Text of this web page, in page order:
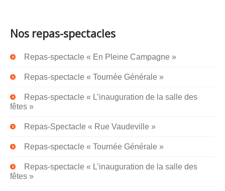
Nos repas-spectacles
Repas-spectacle « En Pleine Campagne »
Repas-spectacle « Tournée Générale »
Repas-spectacle « L’inauguration de la salle des
fêtes »
Repas-Spectacle « Rue Vaudeville »
Repas-spectacle « Tournée Générale »
Repas-spectacle « L’inauguration de la salle des
fêtes »